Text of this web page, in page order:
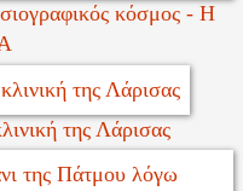
κόσμος - Η
της Λάρισας